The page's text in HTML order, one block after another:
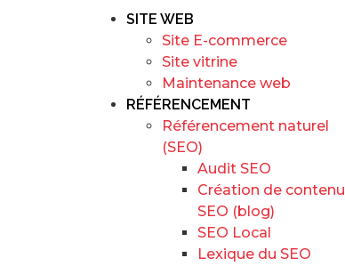
SITE WEB
Site E-commerce
Site vitrine
Maintenance web
RÉFÉRENCEMENT
Référencement naturel
(SEO)
Audit SEO
Création de contenu
SEO (blog)
SEO Local
Lexique du SEO